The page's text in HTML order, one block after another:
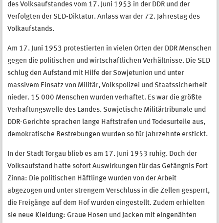
des Volksaufstandes vom 17. Juni 1953 in der DDR und der
Verfolgten der SED-Diktatur. Anlass war der 72. Jahrestag des
Volkaufstands.
Am 17. Juni 1953 protestierten in vielen Orten der DDR Menschen
gegen die politischen und wirtschaftlichen Verhältnisse. Die SED
schlug den Aufstand mit Hilfe der Sowjetunion und unter
massivem Einsatz von Militär, Volkspolizei und Staatssicherheit
nieder. 15 000 Menschen wurden verhaftet. Es war die größte
Verhaftungswelle des Landes. Sowjetische Militärtribunale und
DDR-Gerichte sprachen lange Haftstrafen und Todesurteile aus,
demokratische Bestrebungen wurden so für Jahrzehnte erstickt.
In der Stadt Torgau blieb es am 17. Juni 1953 ruhig. Doch der
Volksaufstand hatte sofort Auswirkungen für das Gefängnis Fort
Zinna: Die politischen Häftlinge wurden von der Arbeit
abgezogen und unter strengem Verschluss in die Zellen gesperrt,
die Freigänge auf dem Hof wurden eingestellt. Zudem erhielten
sie neue Kleidung: Graue Hosen und Jacken mit eingenähten